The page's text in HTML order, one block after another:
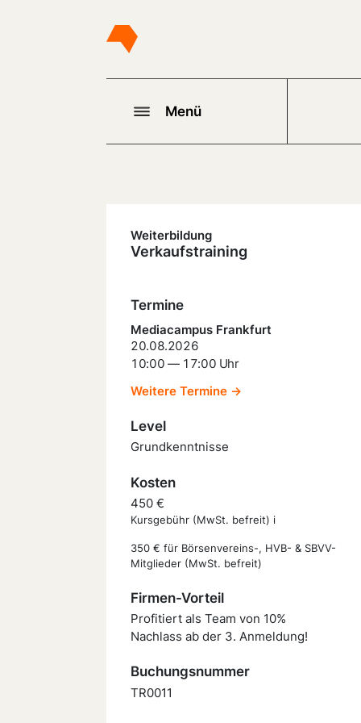
Menü
Weiterbildung
Verkaufstraining
Termine
Mediacampus Frankfurt
20.08.2026
10:00 — 17:00 Uhr
Weitere Termine →
Level
Grundkenntnisse
Kosten
450 €
Kursgebühr (MwSt. befreit) i
350 € für Börsenvereins-, HVB- & SBVV-
Mitglieder (MwSt. befreit)
Firmen-Vorteil
Profitiert als Team von 10%
Nachlass ab der 3. Anmeldung!
Buchungsnummer
TR0011